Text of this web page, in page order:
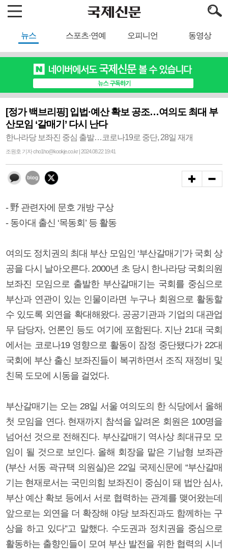
뉴스 스포츠·연예 오피니언 동영상
[정가 백브리핑] 입법·예산 확보 공조…여의도 최대 부
산모임 ‘갈매기’ 다시 난다
한나라당 보좌진 중심 출발…코로나19로 중단, 28일 재개
조원호 기자 cho1ho@kookje.co.kr | 2024.08.22 19:41
- 野 관련자에 문호 개방 구상
- 동아대 출신 ‘목동회’ 등 활동
여의도 정치권의 최대 부산 모임인 ‘부산갈매기’가 국회 상
공을 다시 날아오른다. 2000년 초 당시 한나라당 국회의원
보좌진 모임으로 출발한 부산갈매기는 국회를 중심으로
부산과 연관이 있는 인물이라면 누구나 회원으로 활동할
수 있도록 외연을 확대해왔다. 공공기관과 기업의 대관업
무 담당자, 언론인 등도 여기에 포함된다. 지난 21대 국회
에서는 코로나19 영향으로 활동이 잠정 중단됐다가 22대
국회에 부산 출신 보좌진들이 복귀하면서 조직 재정비 및
친목 도모에 시동을 걸었다.
부산갈매기는 오는 28일 서울 여의도의 한 식당에서 올해
첫 모임을 연다. 현재까지 참석을 알려온 회원은 100명을
넘어선 것으로 전해진다. 부산갈매기 역사상 최대규모 모
임이 될 것으로 보인다. 올해 회장을 맡은 기남형 보좌관
(부산 서동 곽규택 의원실)은 22일 국제신문에 “부산갈매
기는 현재로서는 국민의힘 보좌진이 중심이 돼 법안 심사,
부산 예산 확보 등에서 서로 협력하는 관계를 맺어왔는데
앞으로는 외연을 더 확장해 야당 보좌진과도 함께하는 구
상을 하고 있다”고 말했다. 수도권과 정치권을 중심으로
활동하는 출향인들이 모여 부산 발전을 위한 협력의 시너